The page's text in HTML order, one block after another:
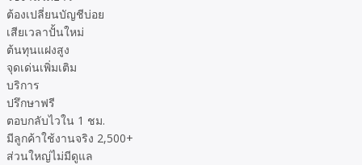
ต้องเปลี่ยนบัญชีบ่อย
เสียเวลาปั้นใหม่
ต้นทุนแฝงสูง
จุดเด่นเพิ่มเติม
บริการ
ปรึกษาฟรี
ตอบกลับไวใน 1 ชม.
มีลูกค้าใช้งานจริง 2,500+
ส่วนใหญ่ไม่มีดูแล